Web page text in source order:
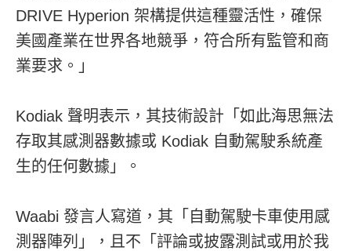
DRIVE Hyperion 架構提供這種靈活性，確保
美國產業在世界各地競爭，符合所有監管和商
業要求。」
Kodiak 聲明表示，其技術設計「如此海思無法
存取其感測器數據或 Kodiak 自動駕駛系統產
生的任何數據」。
Waabi 發言人寫道，其「自動駕駛卡車使用感
測器陣列」，且不「評論或披露測試或用於我